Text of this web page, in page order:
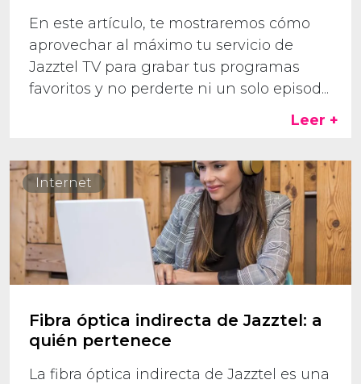
En este artículo, te mostraremos cómo
aprovechar al máximo tu servicio de
Jazztel TV para grabar tus programas
favoritos y no perderte ni un solo episod...
Leer +
Internet
Fibra óptica indirecta de Jazztel: a
quién pertenece
La fibra óptica indirecta de Jazztel es una